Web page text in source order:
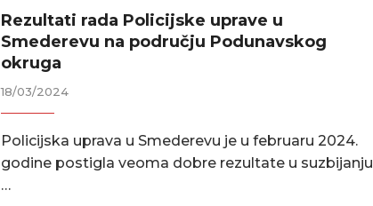
Rezultati rada Policijske uprave u
Smederevu na području Podunavskog
okruga
18/03/2024
Policijska uprava u Smederevu je u februaru 2024.
godine postigla veoma dobre rezultate u suzbijanju
…